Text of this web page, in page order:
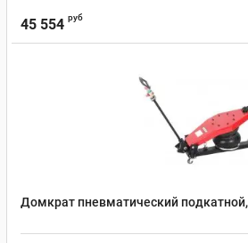
45 554 руб
Домкрат пневматический